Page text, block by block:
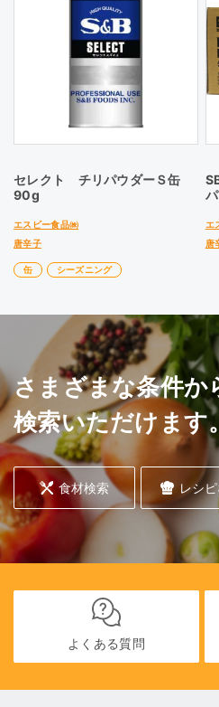
セレクト チリパウダーＳ缶
90g
エスビー食品㈱
唐辛子
缶 シーズニング
エ
唐
さまざまな条件か
検索いただけます
食材検索 レシ
よくある質問